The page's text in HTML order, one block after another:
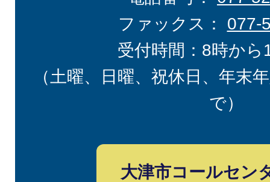
ファックス： 077-
受付時間：8時から
（土曜、日曜、祝休日、年末
で）
大津市コールセン